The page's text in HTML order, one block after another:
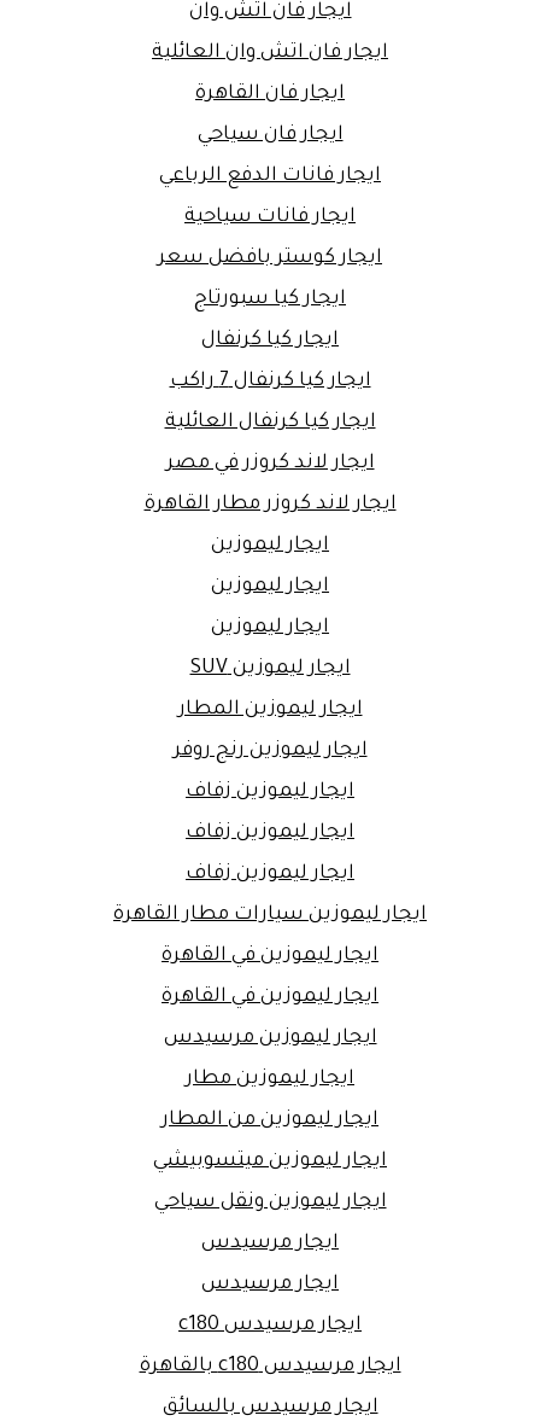
ايجار فان اتش وان
ايجار فان اتش وان العائلية
ايجار فان القاهرة
ايجار فان سياحي
ايجار فانات الدفع الرباعي
ايجار فانات سياحية
ايجار كوستر بافضل سعر
ايجار كيا سبورتاج
ايجار كيا كرنفال
ايجار كيا كرنفال 7 راكب
ايجار كيا كرنفال العائلية
ايجار لاند كروزر في مصر
ايجار لاند كروزر مطار القاهرة
ايجار ليموزين
ايجار ليموزين
ايجار ليموزين
ايجار ليموزين SUV
ايجار ليموزين المطار
ايجار ليموزين رنج روفر
ايجار ليموزين زفاف
ايجار ليموزين زفاف
ايجار ليموزين زفاف
ايجار ليموزين سيارات مطار القاهرة
ايجار ليموزين في القاهرة
ايجار ليموزين في القاهرة
ايجار ليموزين مرسيدس
ايجار ليموزين مطار
ايجار ليموزين من المطار
ايجار ليموزين ميتسوبيشي
ايجار ليموزين ونقل سياحي
ايجار مرسيدس
ايجار مرسيدس
ايجار مرسيدس c180
ايجار مرسيدس c180 بالقاهرة
ايجار مرسيدس بالسائق